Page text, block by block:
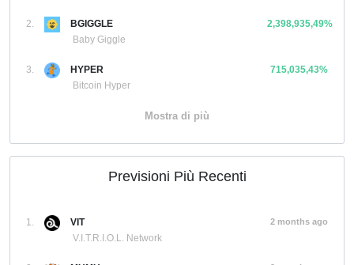
2.
BGIGGLE
Baby Giggle
2,398,935,49%
3.
HYPER
Bitcoin Hyper
715,035,43%
Mostra di più
Previsioni Più Recenti
1.
VIT
V.I.T.R.I.O.L. Network
2 months ago